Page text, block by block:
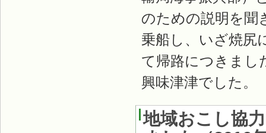
のための説明を聞
乗船し、いざ焼尻
て帰路につきまし
興味津津でした。
地域おこし協